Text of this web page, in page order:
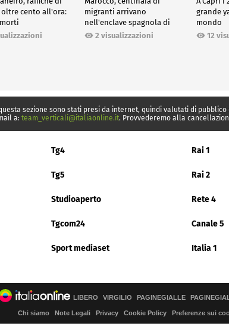
oltre cento all'ora:
migranti arrivano
nell'enclave spagnola di
Ceuta2 visualizzazioni
grande
mondo
12
sezione sono stati presi da internet, quindi valutati di
a: team_verticali@italiaonline.it. Provvederemo alla
Tg4 Rai 1
Tg5 Rai 2
Studioaperto Rete 4
Tgcom24 Canale 5
Sport mediaset Italia 1
LIBERO VIRGILIO PAGINEGIALLE
Chi siamo Note Legali Privacy Cookie Policy Preferenze sui